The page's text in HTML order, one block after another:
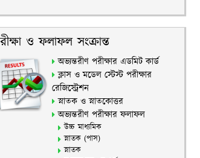
ও ফলাফল সংক্রান্ত
অভ্যন্তরীণ পরীক্ষার এডমিট কার্ড
ক্লাস ও মডেল স্টেস্ট পরীক্ষার
রেজিস্ট্রেশন
স্নাতক ও স্নাতকোত্তর
অভ্যন্তরীণ পরীক্ষার ফলাফল
উচ্চ মাধ্যমিক
স্নাতক (পাস)
স্নাতক